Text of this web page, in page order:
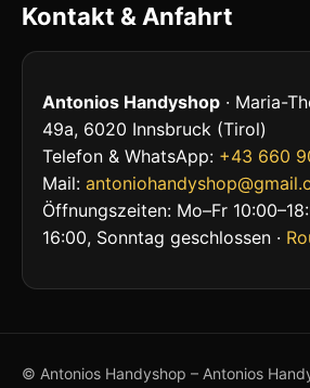
Kontakt & Anfahrt
Antonios Handyshop · Maria-
49a, 6020 Innsbruck (Tirol)
Telefon & WhatsApp: +43 660
Mail:
Öffnungszeiten: Mo–Fr
16:00, Sonntag geschlossen ·
© Antonios Handyshop – Antonios